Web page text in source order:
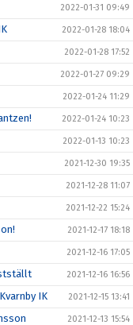
2022-01-31 09:49
2022-01-28 18:04
2022-01-28 17:52
2022-01-27 09:29
2022-01-24 11:29
2022-01-24 10:23
2022-01-13 10:23
2021-12-30 19:35
2021-12-28 11:07
2021-12-22 15:24
2021-12-17 18:18
2021-12-16 17:05
2021-12-16 16:56
IK 2021-12-15 13:41
2021-12-13 15:54